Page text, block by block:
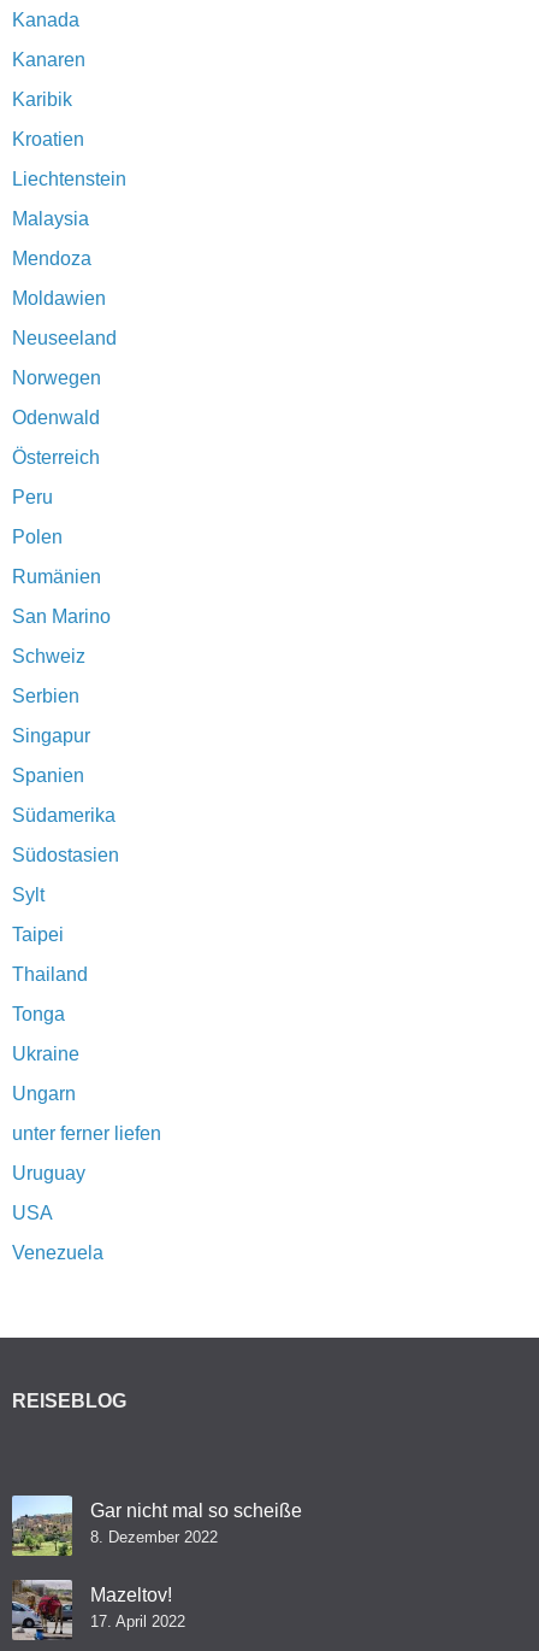
Kanada
Kanaren
Karibik
Kroatien
Liechtenstein
Malaysia
Mendoza
Moldawien
Neuseeland
Norwegen
Odenwald
Österreich
Peru
Polen
Rumänien
San Marino
Schweiz
Serbien
Singapur
Spanien
Südamerika
Südostasien
Sylt
Taipei
Thailand
Tonga
Ukraine
Ungarn
unter ferner liefen
Uruguay
USA
Venezuela
REISEBLOG
Gar nicht mal so scheiße
8. Dezember 2022
Mazeltov!
17. April 2022